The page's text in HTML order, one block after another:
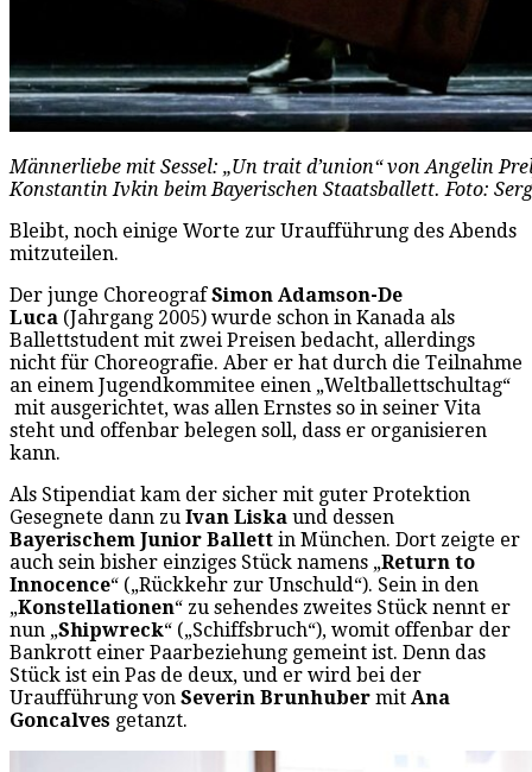
Männerliebe mit Sessel: „Un trait d’union“ von Angelin
Konstantin Ivkin beim Bayerischen Staatsballett. Foto:
Bleibt, noch einige Worte zur Uraufführung des Abends
mitzuteilen.
Der junge ChoreografSimon Adamson-De
Luca (Jahrgang 2005) wurde schon in Kanada als
Ballettstudent mit zwei Preisen bedacht, allerdings
nicht für Choreografie. Aber er hat durch die Teilnahme
an einem Jugendkommitee einen „Weltballettschultag“
mit ausgerichtet, was allen Ernstes so in seiner Vita
steht und offenbar belegen soll, dass er organisieren
kann.
Als Stipendiat kam der sicher mit guter Protektion
Gesegnete dann zu Ivan Liska und dessen
Bayerischem Junior Ballett in München. Dort zeigte er
auch sein bisher einziges Stück namens „Return to
Innocence“ („Rückkehr zur Unschuld“). Sein in den
„Konstellationen“ zu sehendes zweites Stück nennt er
nun „Shipwreck“ („Schiffsbruch“), womit offenbar der
Bankrott einer Paarbeziehung gemeint ist. Denn das
Stück ist ein Pas de deux, und er wird bei der
Uraufführung von Severin Brunhuber mit Ana
Goncalves getanzt.